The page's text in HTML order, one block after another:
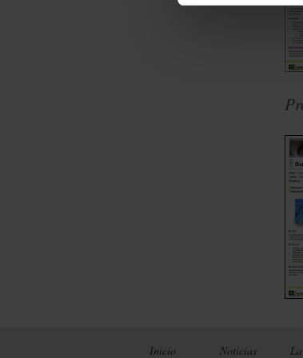
Inicio Noticias